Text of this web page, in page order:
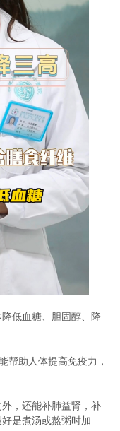
低血糖、胆固醇、降
帮助人体提高免疫力，
，还能补肺益肾，补
是煮汤或熬粥时加